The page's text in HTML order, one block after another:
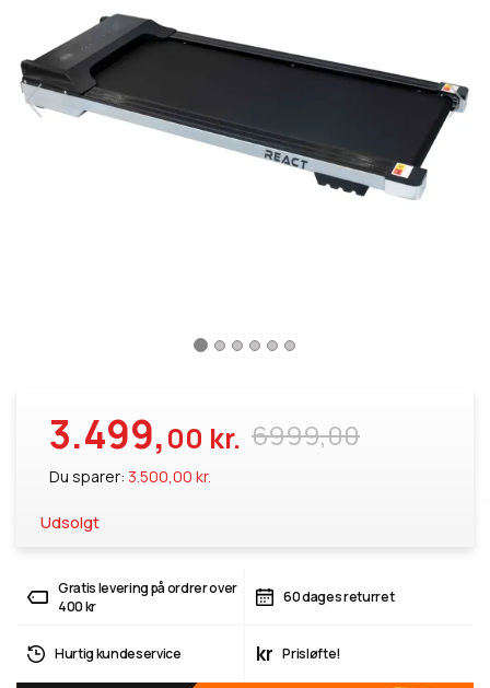
6999,00
3.499,00 kr.
Du sparer: 3.500,00 kr.
Udsolgt
Gratis levering på ordrer over
400 kr
60 dages returret
Hurtig kundeservice kr Prisløfte!